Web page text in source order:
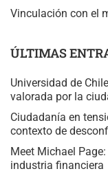
Vinculación con el
ÚLTIMAS
Universidad de
valorada por la
Ciudadanía en
contexto de
Meet Michael
industria financiera